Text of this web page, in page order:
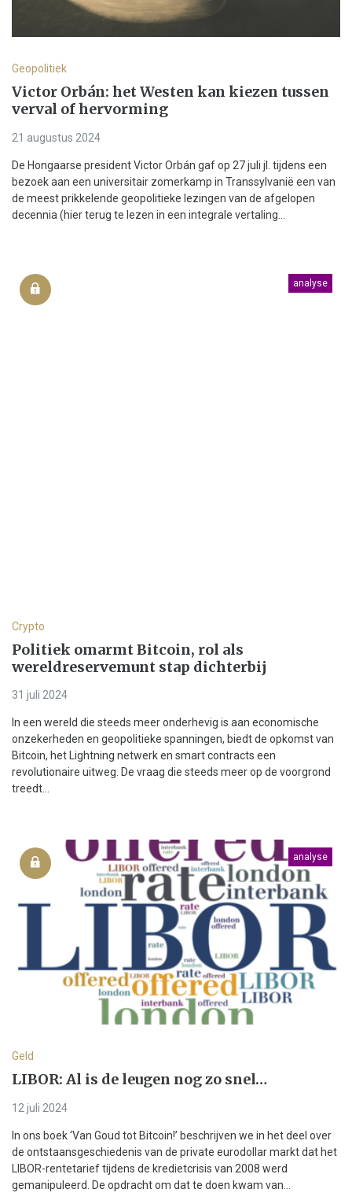
Geopolitiek
Victor Orbán: het Westen kan kiezen tussen
verval of hervorming
21 augustus 2024
De Hongaarse president Victor Orbán gaf op 27 juli jl. tijdens een
bezoek aan een universitair zomerkamp in Transsylvanië een van
de meest prikkelende geopolitieke lezingen van de afgelopen
decennia (hier terug te lezen in een integrale vertaling...
analyse
Crypto
Politiek omarmt Bitcoin, rol als
wereldreservemunt stap dichterbij
31 juli 2024
In een wereld die steeds meer onderhevig is aan economische
onzekerheden en geopolitieke spanningen, biedt de opkomst van
Bitcoin, het Lightning netwerk en smart contracts een
revolutionaire uitweg. De vraag die steeds meer op de voorgrond
treedt...
analyse
Geld
LIBOR: Al is de leugen nog zo snel…
12 juli 2024
In ons boek ‘Van Goud tot Bitcoin!’ beschrijven we in het deel over
de ontstaansgeschiedenis van de private eurodollar markt dat het
LIBOR-rentetarief tijdens de kredietcrisis van 2008 werd
gemanipuleerd. De opdracht om dat te doen kwam van...